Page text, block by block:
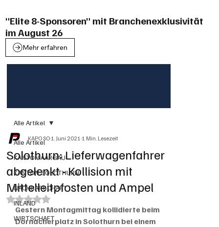
"Elite 8-Sponsoren" mit Branchenexklusivität
im August 26
Mehr erfahren
Alle Artikel
KANTON AARGAU
KANTON SOLOTHURN
NACHBARSCHAFT
INLAND
WIRTSCHAFT
Alle Artikel
Solothurn: Lieferwagenfahrer
abgelenkt - Kollision mit
Mittelleitpfosten und Ampel
KAPO SO1. Juni 20211 Min. Lesezeit
Mit NaN von 5 Sternen bewertet.
Gestern Montagmittag kollidierte beim
Dornacherplatz in Solothurn bei einem